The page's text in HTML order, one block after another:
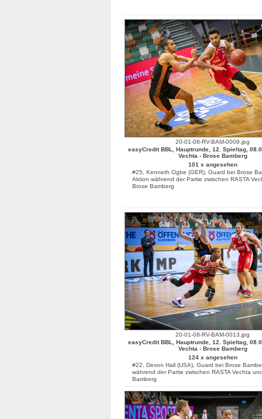
20-01-08-RV-BAM-0009.jpg
easyCredit BBL, Hauptrunde, 12. Spieltag,
Vechta - Brose Bamberg
101 x angesehen
#25, Kenneth Ogbe (GER), Guard bei Brose
Aktion während der Partie zwischen RASTA
Brose Bamberg
20-01-08-RV-BAM-0013.jpg
easyCredit BBL, Hauptrunde, 12. Spieltag,
Vechta - Brose Bamberg
124 x angesehen
#22, Devon Hall (USA), Guard bei Brose
während der Partie zwischen RASTA Vechta
Bamberg